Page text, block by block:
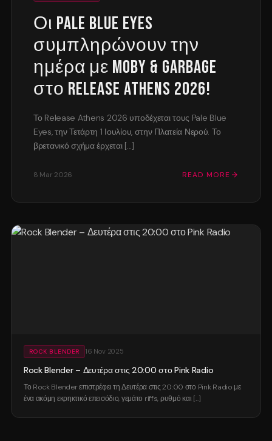
Οι Pale Blue Eyes
συμπληρώνουν την
ημέρα με Moby & Garbage
στο Release Athens 2026!
Το Release Athens 2026 υποδέχεται τους Pale Blue
Eyes, την Τετάρτη 1 Ιουλίου, στην Πλατεία Νερού. Το
βρετανικό σχήμα έρχεται [...]
8 Mar 2026 READ MORE
ROCK BLENDER 16 Nov 2025
Rock Blender – Δευτέρα στις 20:00 στο Pink Radio
Το Rock Blender επιστρέφει τη Δευτέρα στις 20:00 στο Pink Radio με
ένα ακόμη εκρηκτικό επεισόδιο, γεμάτο riffs, ρυθμό και [...]